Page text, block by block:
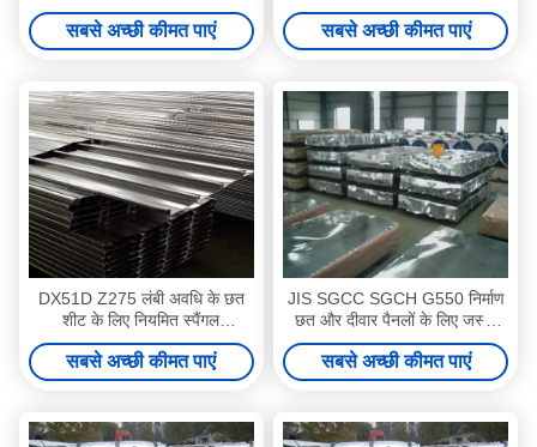
जस्ती नालीदार शीट
सबसे अच्छी कीमत पाएं सबसे अच्छी कीमत पाएं
DX51D Z275 लंबी अवधि के छत
शीट के लिए नियमित स्पैंगल
गैल्वेनाइज्ड नालीदार छत पैनल
सबसे अच्छी कीमत पाएं
JIS SGCC SGCH G550 निर्माण
छत और दीवार पैनलों के लिए जस्ती
घुमावदार छत शीट
सबसे अच्छी कीमत पाएं